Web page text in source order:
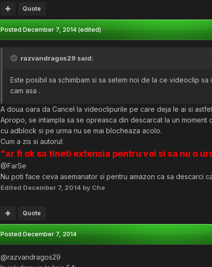
Quote
PostedDecember 7, 2014 (edited)
razvandragos29 said:
Este posibil sa schimbam si sa setem noi de la ce videoclip
cam asa .
A doua oara da Cancel la videoclipurile pe care deja le ai si
Apropo, se intampla sa se opreasca din descarcat la un
cu adblock si pe urma nu se mai blocheaza acolo.
Cum a zis si autorul:
"ar fi ok sa tineti extensia pentru voi si sa nu o
@FarSe
Nu poti face ceva asemanator si pentru amazon ca sa descarci
Edited December 7, 2014 by Che
Quote
PostedDecember 7, 2014
@razvandragos29